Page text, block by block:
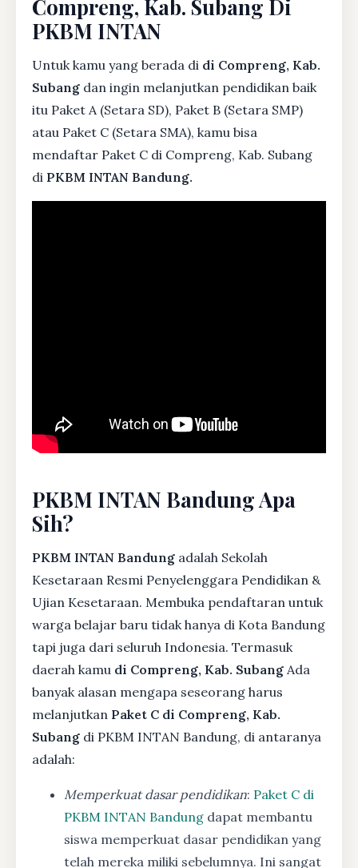
Compreng, Kab. Subang Di
PKBM INTAN
Untuk kamu yang berada di di Compreng, Kab.
Subang dan ingin melanjutkan pendidikan baik
itu Paket A (Setara SD), Paket B (Setara SMP)
atau Paket C (Setara SMA), kamu bisa
mendaftar Paket C di Compreng, Kab. Subang
di PKBM INTAN Bandung.
PKBM INTAN Bandung Apa
Sih?
PKBM INTAN Bandung adalah Sekolah
Kesetaraan Resmi Penyelenggara Pendidikan &
Ujian Kesetaraan. Membuka pendaftaran untuk
warga belajar baru tidak hanya di Kota Bandung
tapi juga dari seluruh Indonesia. Termasuk
daerah kamu di Compreng, Kab. Subang Ada
banyak alasan mengapa seseorang harus
melanjutkan Paket C di Compreng, Kab.
Subang di PKBM INTAN Bandung, di antaranya
adalah:
Memperkuat dasar pendidikan: Paket C di
PKBM INTAN Bandung dapat membantu
siswa memperkuat dasar pendidikan yang
telah mereka miliki sebelumnya. Ini sangat